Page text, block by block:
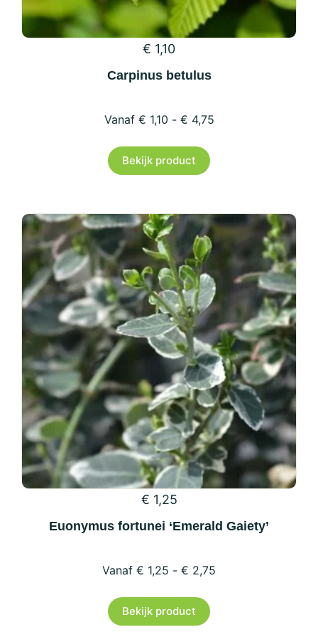
€ 1,10
Carpinus betulus
€ 1,10 - € 4,75
Bekijk product
product
variaties.
Deze
optie
kan
gekozen
worden
op
de
productpagina
€ 1,25
Euonymus fortunei ‘Emerald Gaiety’
€ 1,25 - € 2,75
Bekijk product
product